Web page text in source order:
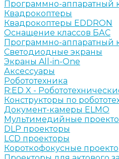
Программно-аппаратный
Квадрокоптеры
Квадрокоптеры EDDRON
Оснащение классов БАС
Программно-аппаратный
Светодиодные экраны
Экраны All-in-One
Аксессуары
Робототехника
R:ED X -
Конструкторы по
Документ-камеры ELMO
Мультимедийные
DLP проекторы
LCD проекторы
Короткофокусные